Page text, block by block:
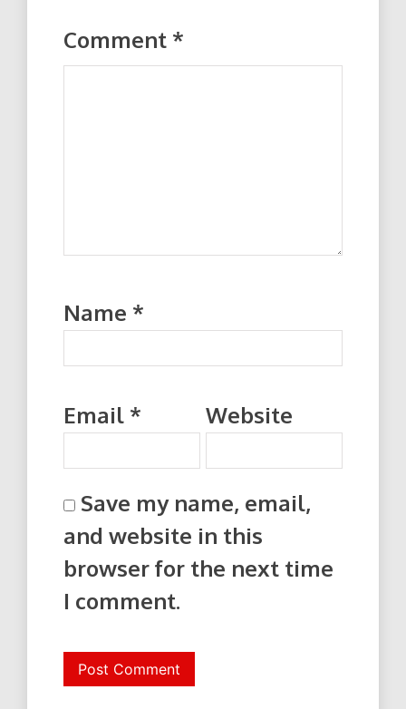
Comment *
Name *
Email * Website
Save my name, email,
and website in this
browser for the next time
I comment.